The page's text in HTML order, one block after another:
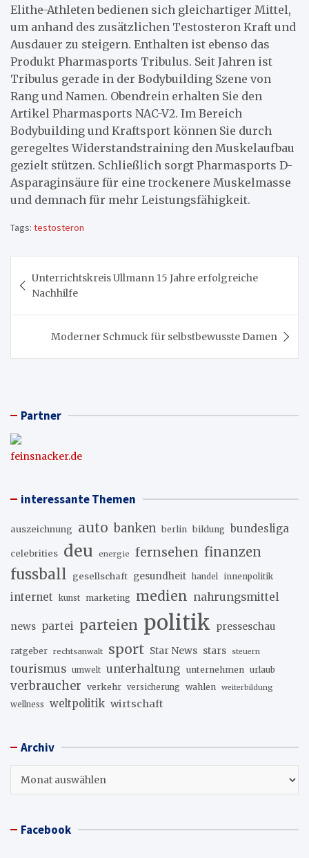
Elithe-Athleten bedienen sich gleichartiger Mittel,
um anhand des zusätzlichen Testosteron Kraft und
Ausdauer zu steigern. Enthalten ist ebenso das
Produkt Pharmasports Tribulus. Seit Jahren ist
Tribulus gerade in der Bodybuilding Szene von
Rang und Namen. Obendrein erhalten Sie den
Artikel Pharmasports NAC-V2. Im Bereich
Bodybuilding und Kraftsport können Sie durch
geregeltes Widerstandstraining den Muskelaufbau
gezielt stützen. Schließlich sorgt Pharmasports D-
Asparaginsäure für eine trockenere Muskelmasse
und demnach für mehr Leistungsfähigkeit.
Tags: testosteron
Unterrichtskreis Ullmann 15 Jahre erfolgreiche
Nachhilfe
Moderner Schmuck für selbstbewusste Damen
Partner
feinsnacker.de
interessante Themen
auszeichnung auto banken berlin bildung bundesliga
celebrities deu energie fernsehen finanzen
fussball gesellschaft gesundheit handel innenpolitik
internet kunst marketing medien nahrungsmittel
news partei parteien politik presseschau
ratgeber rechtsanwalt sport Star News stars steuern
tourismus umwelt unterhaltung unternehmen urlaub
verbraucher verkehr versicherung wahlen weiterbildung
wellness weltpolitik wirtschaft
Archiv
Facebook